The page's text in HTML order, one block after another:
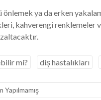
ya da erken
kahverengi
mi? diş hastalıkları
Yapılmamış